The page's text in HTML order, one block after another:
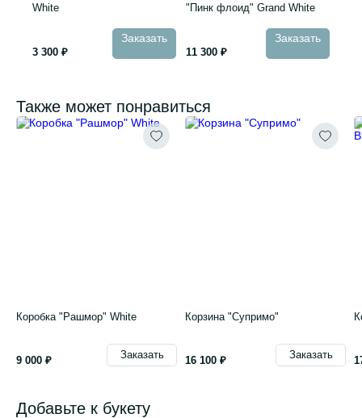
White
3 300 ₽
Заказать
"Пинк флоид" Grand White
11 300 ₽
Заказать
Также может понравиться
Коробка "Рашмор" White
9 000 ₽ Заказать
Корзина "Супримо"
16 100 ₽ Заказать
Добавьте к букету